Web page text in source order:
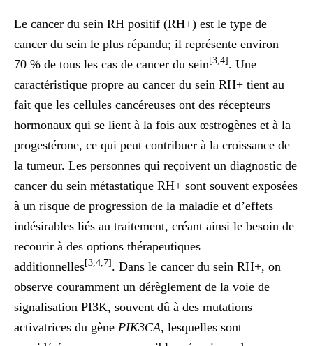
Le cancer du sein RH positif (RH+) est le type de
cancer du sein le plus répandu; il représente environ
70 % de tous les cas de cancer du sein[3,4]. Une
caractéristique propre au cancer du sein RH+ tient au
fait que les cellules cancéreuses ont des récepteurs
hormonaux qui se lient à la fois aux œstrogènes et à la
progestérone, ce qui peut contribuer à la croissance de
la tumeur. Les personnes qui reçoivent un diagnostic de
cancer du sein métastatique RH+ sont souvent exposées
à un risque de progression de la maladie et d’effets
indésirables liés au traitement, créant ainsi le besoin de
recourir à des options thérapeutiques
additionnelles[3,4,7]. Dans le cancer du sein RH+, on
observe couramment un dérèglement de la voie de
signalisation PI3K, souvent dû à des mutations
activatrices du gène PIK3CA, lesquelles sont